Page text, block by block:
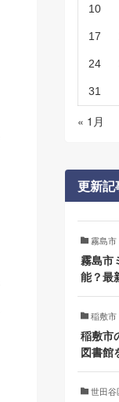
10
17
24
31
« 1月
更新記
霧島市
霧島市
能？最
稲敷市
稲敷市
図書館
世田谷